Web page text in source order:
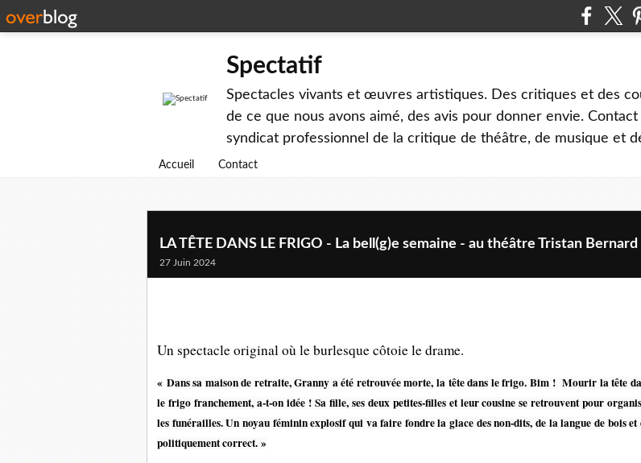
Spectatif
Spectacles vivants et œuvres artistiques. Des critiques et des
de ce que nous avons aimé, des avis pour donner envie.
syndicat professionnel de la critique de théâtre, de musique et
Accueil Contact
LA TÊTE DANS LE FRIGO - La bell(g)e semaine - au théâtre Tristan Bernard
27 Juin 2024
Un spectacle original où le burlesque côtoie le drame.
« Dans sa maison de retraite, Granny a été retrouvée morte, la tête dans le frigo. Bim ! Mourir la tête
le frigo franchement, a-t-on idée ! Sa fille, ses deux petites-filles et leur cousine se retrouvent pour
les funérailles. Un noyau féminin explosif qui va faire fondre la glace des non-dits, de la langue de bois et
politiquement correct. »